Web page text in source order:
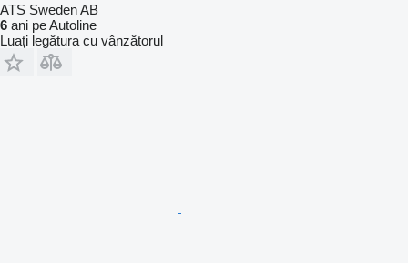
ATS Sweden AB
6 ani pe Autoline
Luați legătura cu vânzătorul